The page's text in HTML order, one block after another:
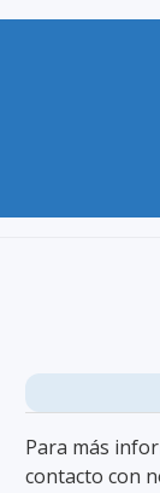
Para más
contacto con